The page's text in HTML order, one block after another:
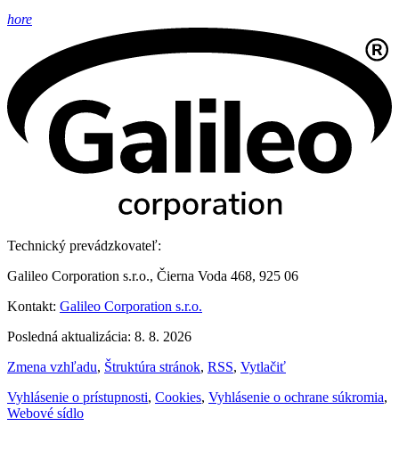
hore
Technický prevádzkovateľ:
Galileo Corporation s.r.o., Čierna Voda 468, 925 06
Kontakt: Galileo Corporation s.r.o.
Posledná aktualizácia: 8. 8. 2026
Zmena vzhľadu, Štruktúra stránok, RSS, Vytlačiť
Vyhlásenie o prístupnosti, Cookies, Vyhlásenie o ochrane súkromia,
Webové sídlo